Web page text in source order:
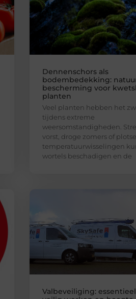
Dennenschors als
bodembedekking:
bescherming voor
planten
Veel planten hebben het
tijdens extreme
weersomstandigheden.
vorst, droge zomers of
temperatuurwisselingen
wortels beschadigen en de
Valbeveiliging: